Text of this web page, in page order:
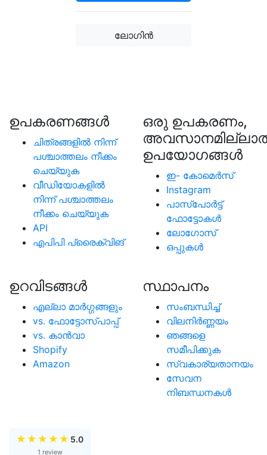
ലോഗിൻ
ഉപകരണങ്ങള്‍
ചിത്രങ്ങളിൽ നിന്ന്
പശ്ചാത്തലം നീക്കം
ചെയ്യുക
വീഡിയോകളിൽ
നിന്ന് പശ്ചാത്തലം
നീക്കം ചെയ്യുക
API
എപിപി പ്രൈക്വിങ്
ഒരു ഉപകരണം,
ഉപയോഗങ്ങൾ
ഇ- കോമെര്‍സ്
Instagram
പാസ്പോര്‍ട്ട്
ഫോട്ടോകള്‍
ലോഗോസ്
ഒപ്പുകള്‍
ഉറവിടങ്ങള്‍
എല്ലാ മാര്‍ഗ്ഗങ്ങളും
vs. ഫോട്ടോസ്പാപ്പ്
vs. കാന്‍വാ
Shopify
Amazon
സ്ഥാപനം
സംബന്ധിച്ച്
വിലനിർണ്ണയം
ഞങ്ങളെ
സമീപിക്കുക
സ്വകാര്യതാനയം
സേവന
നിബന്ധനകൾ
★ ★ ★ ★ ★ 5.0
1 review